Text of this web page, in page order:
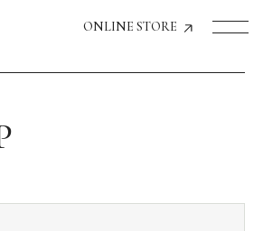
ONLINE STORE
飲食店経営のお客様